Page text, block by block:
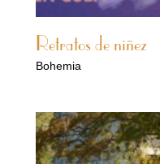
Retratos de niñez
Bohemia